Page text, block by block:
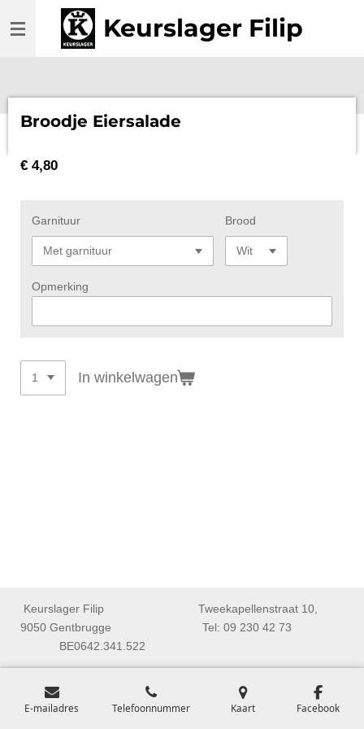
direct
Keurslager Filip
Broodje Eiersalade
€ 4,80
Garnituur Brood
Opmerking
In winkelwagen
Keurslager Filip Tweekapellenstraat 10,
9050 Gentbrugge Tel: 09 230 42 73
BE0642.341.522
E-mailadres Telefoonnummer Kaart Facebook